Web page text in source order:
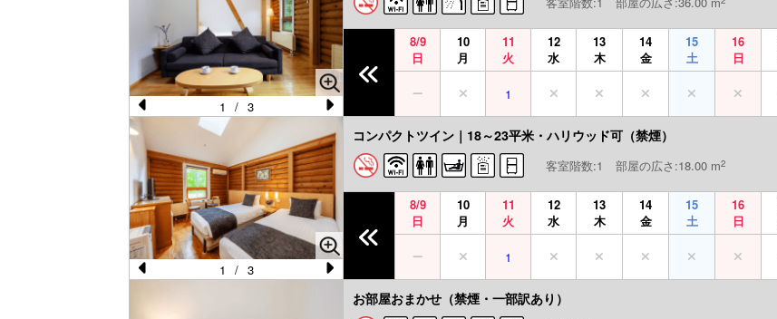
o
u
s
xt
Pr
e
vi
o
u
s
N
e
xt
1 / 3
8/9
日
10
月
11
火
12
水
13
木
14
金
15
土
16
日
1
1 / 3
コンパクトツイン｜18～23平米・ハリウッド可（禁煙）
客室階数:1 部屋の広さ:18.00 m2
8/9
日
10
月
11
火
12
水
13
木
14
金
15
土
16
日
1
お部屋おまかせ（禁煙・一部訳あり）